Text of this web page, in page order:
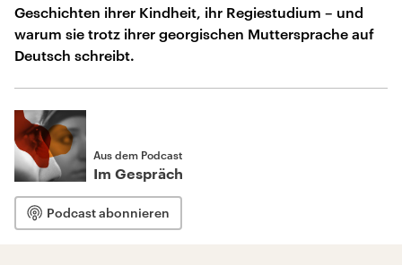
Geschichten ihrer Kindheit, ihr Regiestudium – und
warum sie trotz ihrer georgischen Muttersprache auf
Deutsch schreibt.
Aus dem Podcast
Im Gespräch
Podcast abonnieren